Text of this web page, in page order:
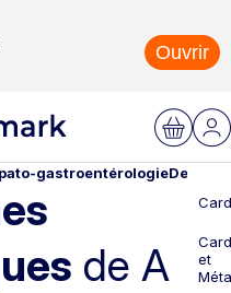
Ouvrir
gastroentérologie
de A
et